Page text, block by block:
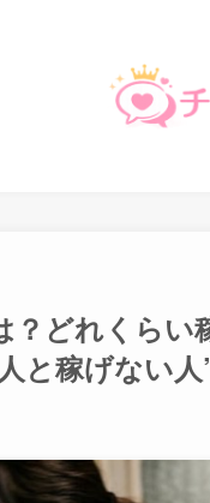
どれくらい
と稼げない